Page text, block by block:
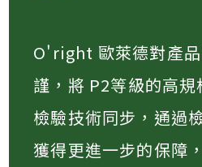
O'right 歐萊德對產
謹，將 P2等級的高
檢驗技術同步，通過
獲得更進一步的保障